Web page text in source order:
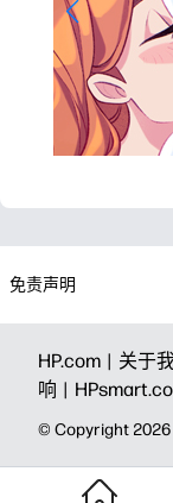
免责声明
HP.com | 关于
响 |
© Copyright 2026